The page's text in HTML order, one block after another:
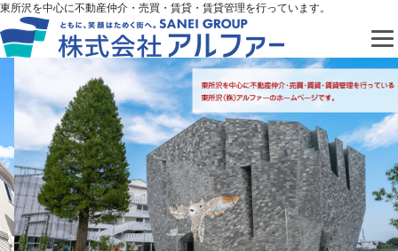
東所沢を中心に不動産仲介・売買・賃貸・賃貸管理を行っています。